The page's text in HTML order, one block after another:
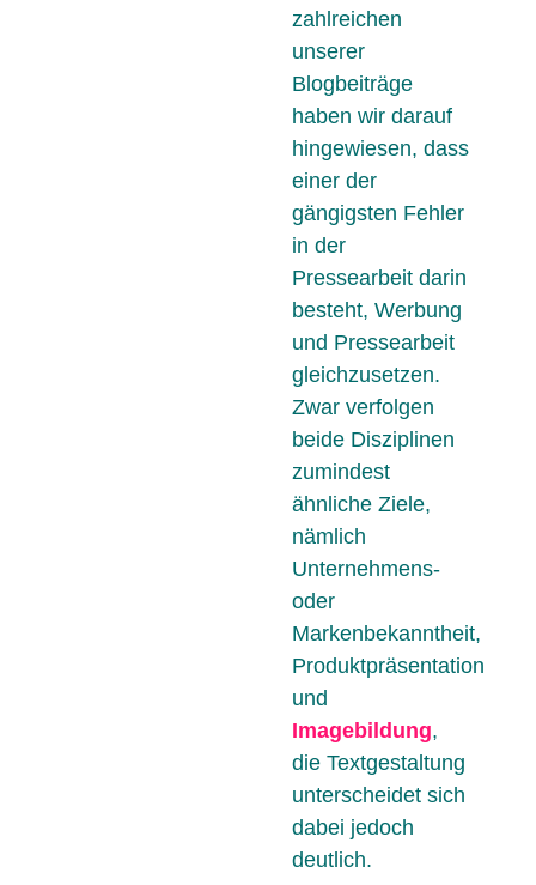
zahlreichen
unserer
Blogbeiträge
haben wir darauf
hingewiesen, dass
einer der
gängigsten Fehler
in der
Pressearbeit darin
besteht, Werbung
und Pressearbeit
gleichzusetzen.
Zwar verfolgen
beide Disziplinen
zumindest
ähnliche Ziele,
nämlich
Unternehmens-
oder
Markenbekanntheit,
Produktpräsentation
und
Imagebildung,
die Textgestaltung
unterscheidet sich
dabei jedoch
deutlich.